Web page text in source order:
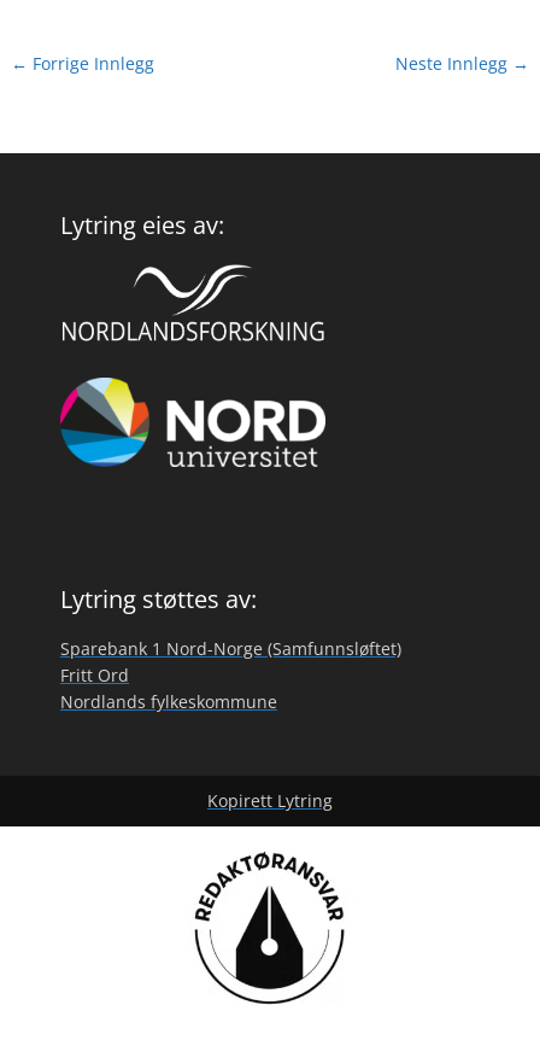
← Forrige Innlegg Neste Innlegg →
Lytring eies av:
Lytring støttes av:
Sparebank 1 Nord-Norge (Samfunnsløftet)
Fritt Ord
Nordlands fylkeskommune
Kopirett Lytring